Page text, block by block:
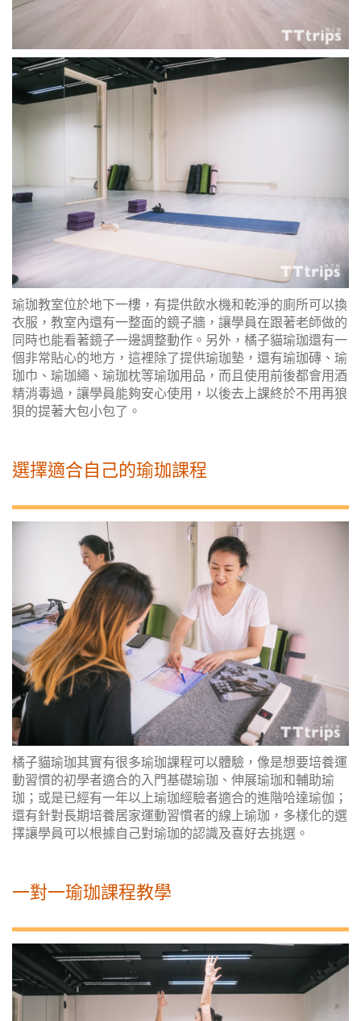
瑜珈教室位於地下一樓，有提供飲水機和乾淨的廁所可以換
衣服，教室內還有一整面的鏡子牆，讓學員在跟著老師做的
同時也能看著鏡子一邊調整動作。另外，橘子貓瑜珈還有一
個非常貼心的地方，這裡除了提供瑜珈墊，還有瑜珈磚、瑜
珈巾、瑜珈繩、瑜珈枕等瑜珈用品，而且使用前後都會用酒
精消毒過，讓學員能夠安心使用，以後去上課終於不用再狼
狽的提著大包小包了。
選擇適合自己的瑜珈課程
橘子貓瑜珈其實有很多瑜珈課程可以體驗，像是想要培養運
動習慣的初學者適合的入門基礎瑜珈、伸展瑜珈和輔助瑜
珈；或是已經有一年以上瑜珈經驗者適合的進階哈達瑜伽；
還有針對長期培養居家運動習慣者的線上瑜珈，多樣化的選
擇讓學員可以根據自己對瑜珈的認識及喜好去挑選。
一對一瑜珈課程教學